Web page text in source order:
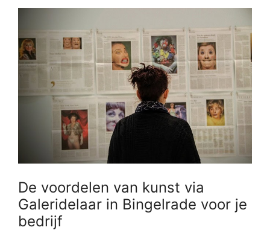
De voordelen van kunst via
Galeridelaar in Bingelrade voor je
bedrijf